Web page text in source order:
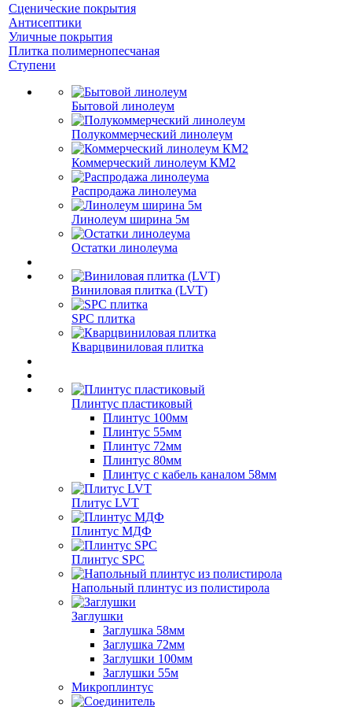
Сценические покрытия
Антисептики
Уличные покрытия
Плитка полимернопесчаная
Ступени
Бытовой линолеум
Полукоммерческий линолеум
Коммерческий линолеум КМ2
Распродажа линолеума
Линолеум ширина 5м
Остатки линолеума
Виниловая плитка (LVT)
SPC плитка
Кварцвиниловая плитка
Плинтус пластиковый
Плинтус 100мм
Плинтус 55мм
Плинтус 72мм
Плинтус 80мм
Плинтус с кабель каналом 58мм
Плитус LVT
Плинтус МДФ
Плинтус SPC
Напольный плинтус из полистирола
Заглушки
Заглушка 58мм
Заглушка 72мм
Заглушки 100мм
Заглушки 55м
Микроплинтус